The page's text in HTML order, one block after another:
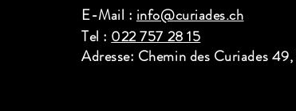
E-Mail : info@curiades.ch
Tel : 022 757 28 15
Adresse: Chemin des Curiades